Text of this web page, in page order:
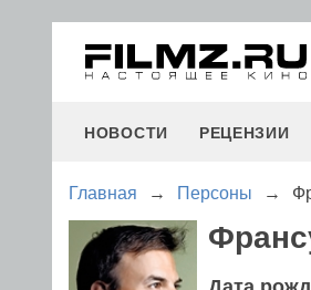
НОВОСТИ РЕЦЕНЗИИ
Главная → Персоны →